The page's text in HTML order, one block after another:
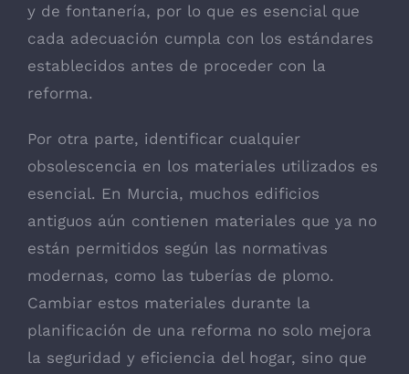
y de fontanería, por lo que es esencial que
cada adecuación cumpla con los estándares
establecidos antes de proceder con la
reforma.
Por otra parte, identificar cualquier
obsolescencia en los materiales utilizados es
esencial. En Murcia, muchos edificios
antiguos aún contienen materiales que ya no
están permitidos según las normativas
modernas, como las tuberías de plomo.
Cambiar estos materiales durante la
planificación de una reforma no solo mejora
la seguridad y eficiencia del hogar, sino que